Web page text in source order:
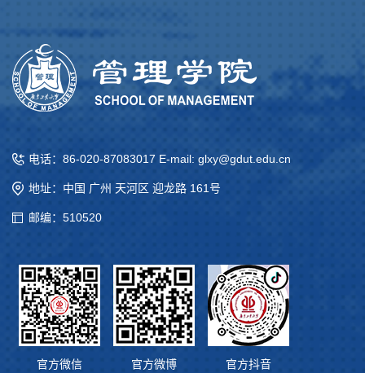
电话：86-020-87083017 E-mail: glxy@gdut.edu.cn
地址：中国 广州 天河区 迎龙路 161号
邮编：510520
官方微信 官方微博 官方抖音